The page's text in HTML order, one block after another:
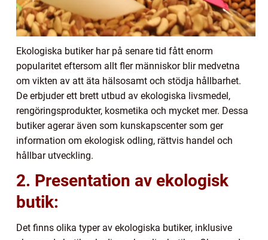
Ekologiska butiker har på senare tid fått enorm
popularitet eftersom allt fler människor blir medvetna
om vikten av att äta hälsosamt och stödja hållbarhet.
De erbjuder ett brett utbud av ekologiska livsmedel,
rengöringsprodukter, kosmetika och mycket mer. Dessa
butiker agerar även som kunskapscenter som ger
information om ekologisk odling, rättvis handel och
hållbar utveckling.
2. Presentation av ekologisk
butik:
Det finns olika typer av ekologiska butiker, inklusive